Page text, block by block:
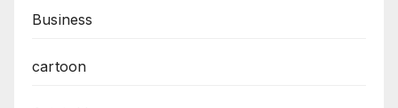
Business
cartoon